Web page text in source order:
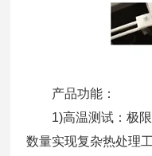
产品功能：
1)高温测试：极限
数量实现复杂热处理